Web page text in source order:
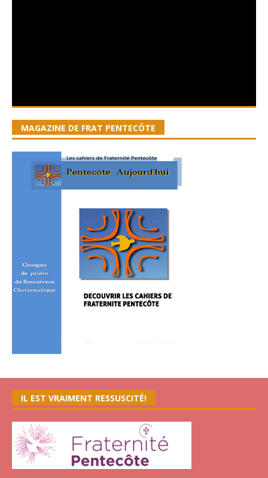
MAGAZINE DE FRAT PENTECÔTE
IL EST VRAIMENT RESSUSCITÉ!